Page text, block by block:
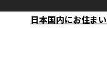
日本国内にお住ま